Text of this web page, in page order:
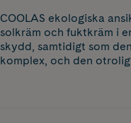
COOLAS ekologiska
solkräm och fuktkräm i
skydd, samtidigt som
komplex, och den